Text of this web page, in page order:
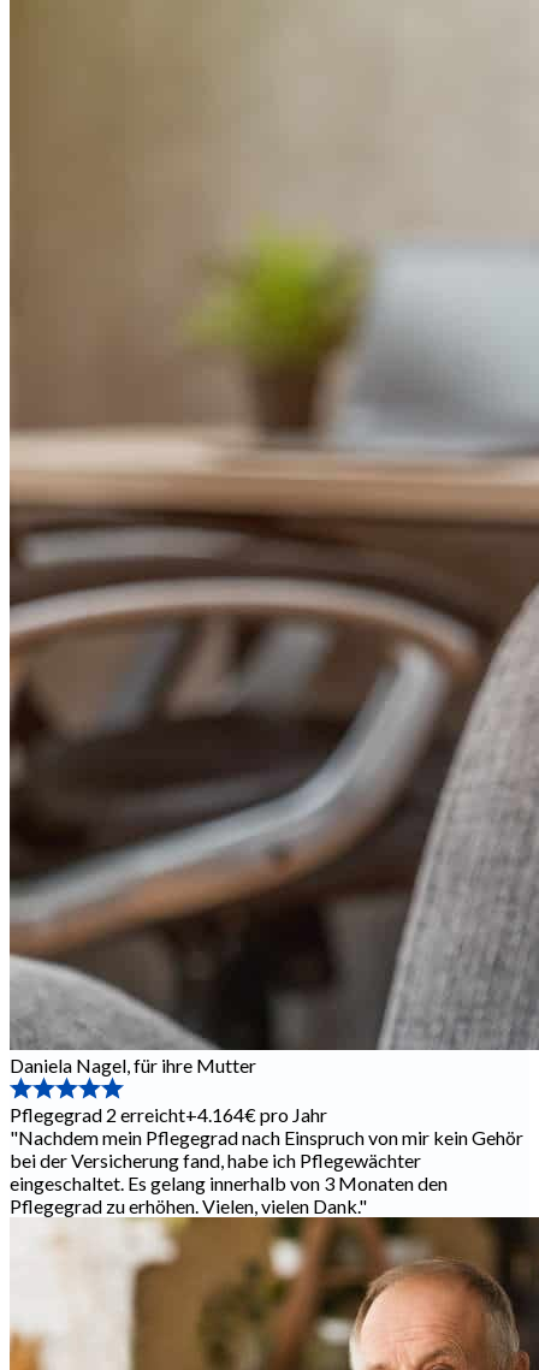
Daniela Nagel,für ihre Mutter
Pflegegrad 2 erreicht+4.164€ pro Jahr
"Nachdem mein Pflegegrad nach Einspruch von mir kein Gehör
bei der Versicherung fand, habe ich Pflegewächter
eingeschaltet. Es gelang innerhalb von 3 Monaten den
Pflegegrad zu erhöhen. Vielen, vielen Dank."